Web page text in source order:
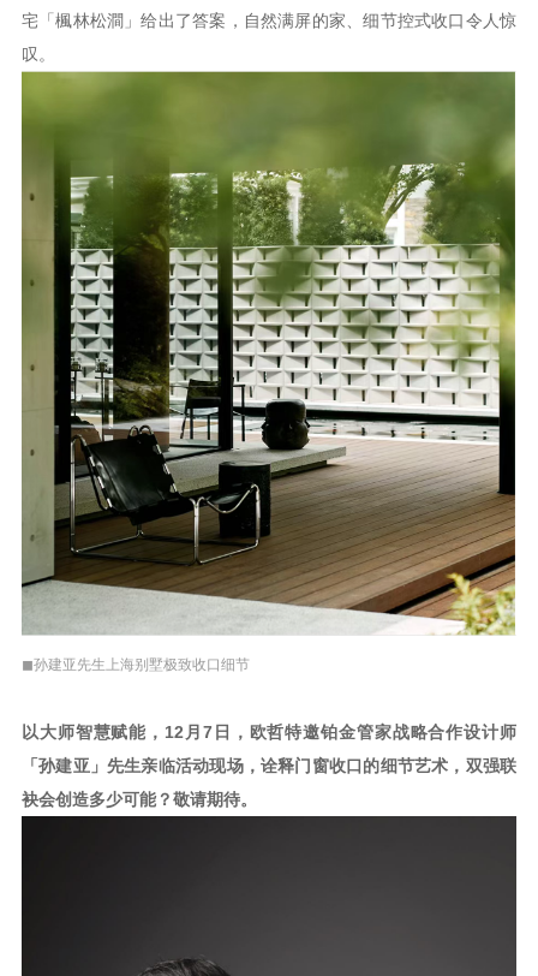
宅「楓林松澗」给出了答案，自然满屏的家、细节控式收口令人惊
叹。
◼孙建亚先生上海别墅极致收口细节
以大师智慧赋能，12月7日，欧哲特邀铂金管家战略合作设计师
「孙建亚」先生亲临活动现场，诠释门窗收口的细节艺术，双强联
袂会创造多少可能？敬请期待。